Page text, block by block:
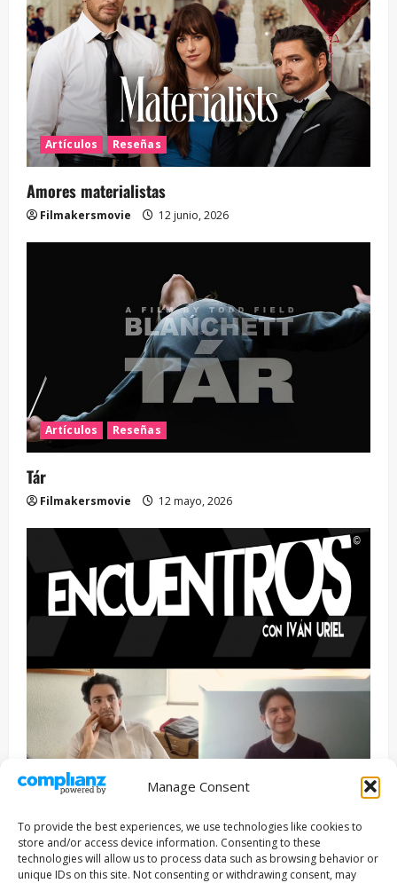
Manage Consent
To provide the best experiences, we use technologies like cookies to
store and/or access device information. Consenting to these
technologies will allow us to process data such as browsing behavior or
unique IDs on this site. Not consenting or withdrawing consent, may
Artículos Reseñas
Amores materialistas
Filmakersmovie 12 junio, 2026
Artículos Reseñas
Tár
Filmakersmovie 12 mayo, 2026
Entrevista Series
ENCUENTROS CON IVÁN URIEL T3E22: JUAN PATRICIO
RIVEROLL